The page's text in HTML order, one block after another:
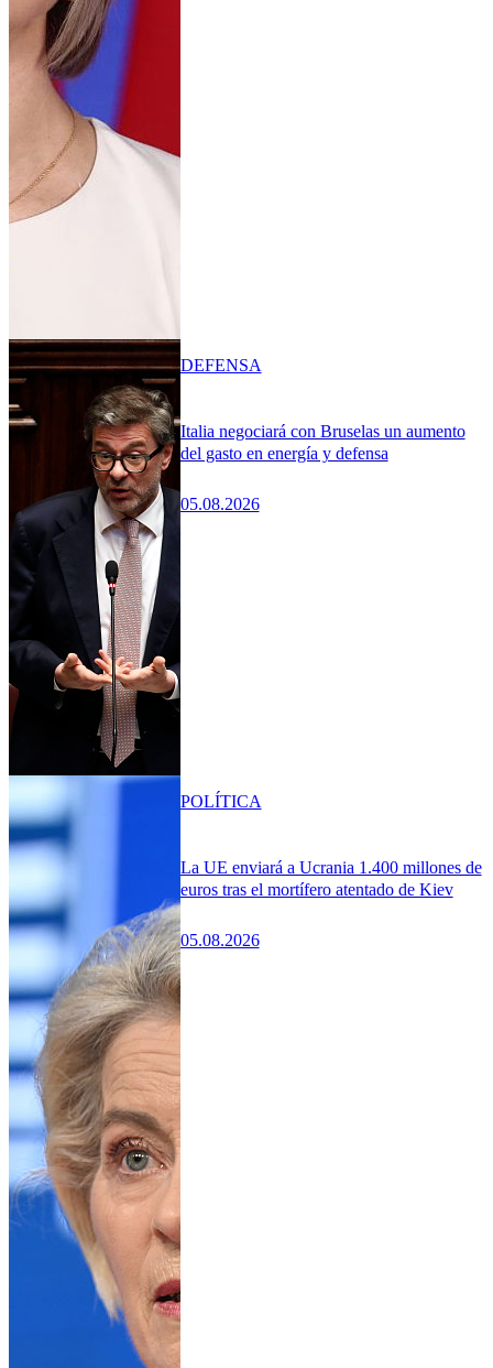
Italia negociará con Bruselas un aumento
del gasto en energía y defensa
05.08.2026
DEFENSA
La UE enviará a Ucrania 1.400 millones de
euros tras el mortífero atentado de Kiev
05.08.2026
POLÍTICA